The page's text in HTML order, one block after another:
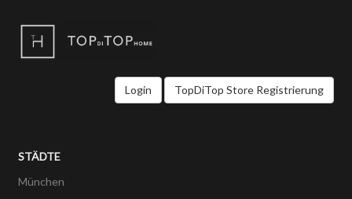
Login TopDiTop Store Registrierung
STÄDTE
München